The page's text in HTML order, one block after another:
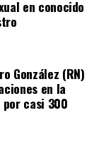
norte. Es
caso, todos
se
pequeño
de Fernando
más
de su hijo
en conocido
González (RN)
en la
por casi 300